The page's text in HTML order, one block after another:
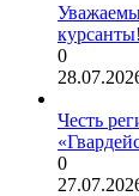
курсанты!
0
Честь
0